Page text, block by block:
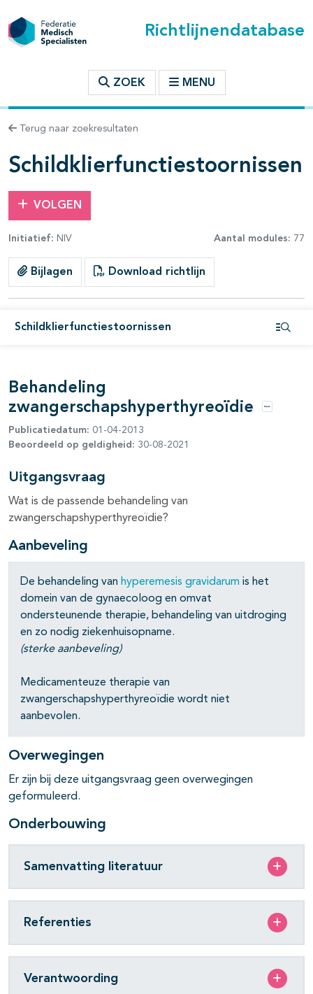
Richtlijnendatabase
ZOEK MENU
Terug naar zoekresultaten
Schildklierfunctiestoornissen
VOLGEN
Initiatief: NIV Aantal modules: 77
Bijlagen Download richtlijn
Schildklierfunctiestoornissen
binnen deze richtlijn
open- en dichtklappen
open- en dichtklappen
open- en dichtklappen
open- en dichtklappen
open- en dichtklappen
open- en dichtklappen
open- en dichtklappen
open- en dichtklappen
Behandeling
zwangerschapshyperthyreoïdie
Opties
Publicatiedatum: 01-04-2013
Beoordeeld op geldigheid: 30-08-2021
Uitgangsvraag
Wat is de passende behandeling van
zwangerschapshyperthyreoïdie?
Aanbeveling
De behandeling van hyperemesis gravidarum is het
domein van de gynaecoloog en omvat
ondersteunende therapie, behandeling van uitdroging
en zo nodig ziekenhuisopname.
(sterke aanbeveling)
Medicamenteuze therapie van
zwangerschapshyperthyreoïdie wordt niet
aanbevolen.
Overwegingen
Er zijn bij deze uitgangsvraag geen overwegingen
geformuleerd.
Onderbouwing
Samenvatting literatuur
Referenties
Verantwoording